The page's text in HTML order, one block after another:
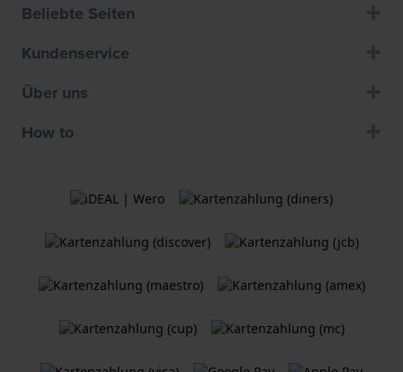
Beliebte Seiten
Kundenservice
Über uns
How to